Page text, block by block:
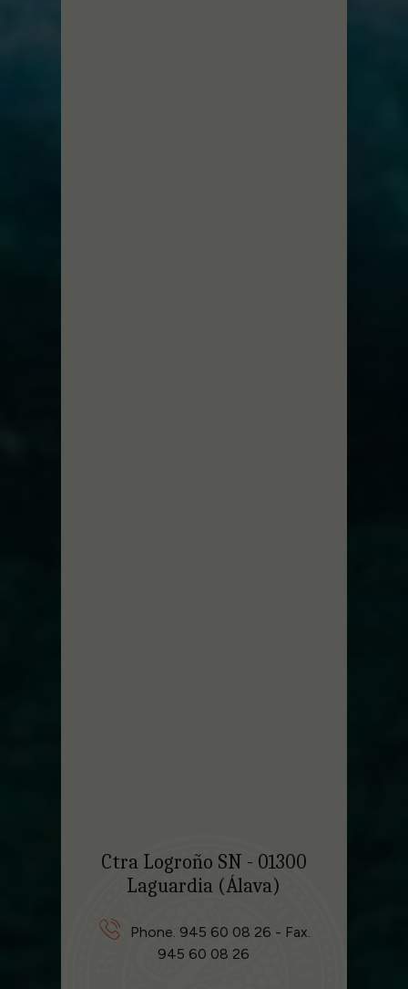
Ctra Logroño SN - 01300
Laguardia (Álava)
Phone. 945 60 08 26 - Fax.
945 60 08 26